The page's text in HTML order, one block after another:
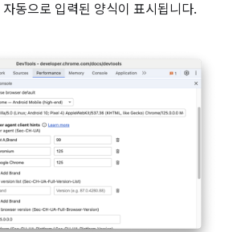
동으로 입력된 양식이 표시됩니다.